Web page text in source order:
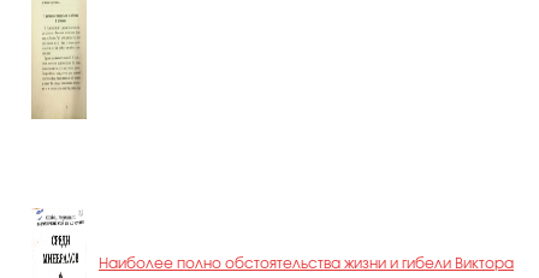
Наиболее полно обстоятельства жизни и гибели Виктора